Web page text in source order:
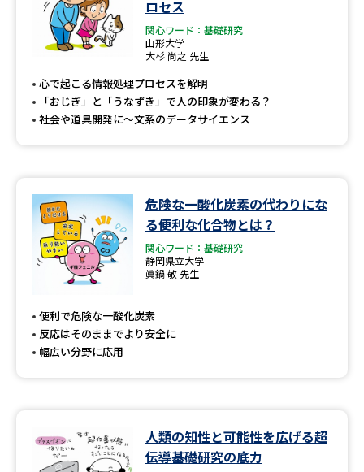
ロセス
関心ワード：基礎研究
山形大学
大杉 尚之 先生
心で起こる情報処理プロセスを解明
「おじぎ」と「うなずき」で人の印象が変わる？
社会や道具開発に～文系のデータサイエンス
危険な一酸化炭素の代わりにな
る便利な化合物とは？
関心ワード：基礎研究
静岡県立大学
眞鍋 敬 先生
便利で危険な一酸化炭素
反応はそのままでより安全に
幅広い分野に応用
人類の知性と可能性を広げる超
伝導基礎研究の底力